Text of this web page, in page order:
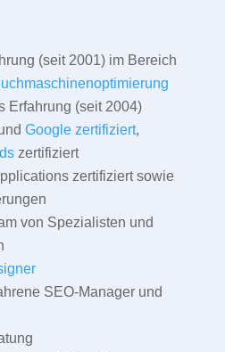
(seit 2001) im Bereich
Erfahrung (seit 2004)
Google zertifiziert,
zertifiziert
zertifiziert sowie
von Spezialisten und
SEO-Manager und